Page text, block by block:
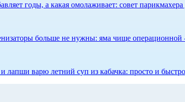
годы, а какая омолаживает: совет
больше не нужны: яма чище операционной
лапши варю летний суп из кабачка: просто и